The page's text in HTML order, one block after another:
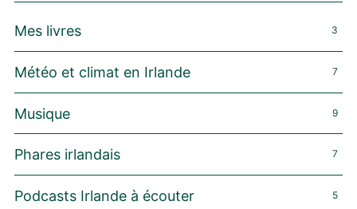
Mes livres 3
Météo et climat en Irlande 7
Musique 9
Phares irlandais 7
Podcasts Irlande à écouter 5